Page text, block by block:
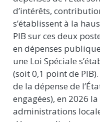
d’intérêts,
s’établissent à la
PIB sur ces deux
en dépenses
une Loi Spéciale
(soit 0,1 point de
de la dépense de
engagées), en 2026
administrations